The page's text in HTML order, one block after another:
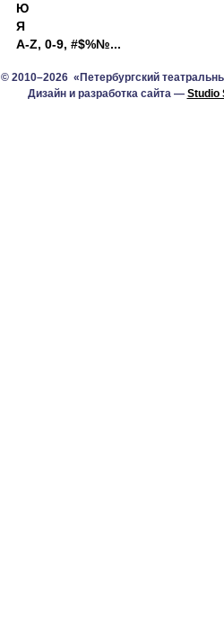
Ю
Я
A-Z, 0-9, #$%№...
© 2010–2026 «Петербургский
Дизайн и разработка сайта — Studio